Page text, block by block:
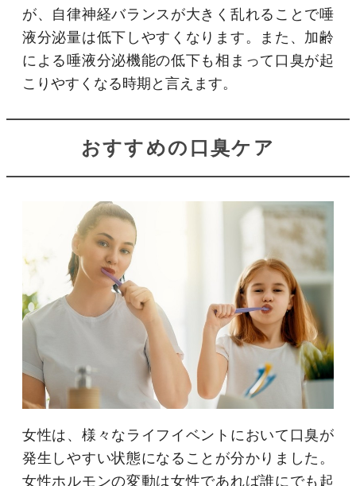
が、自律神経バランスが大きく乱れることで唾
液分泌量は低下しやすくなります。また、加齢
による唾液分泌機能の低下も相まって口臭が起
こりやすくなる時期と言えます。
おすすめの口臭ケア
女性は、様々なライフイベントにおいて口臭が
発生しやすい状態になることが分かりました。
女性ホルモンの変動は女性であれば誰にでも起